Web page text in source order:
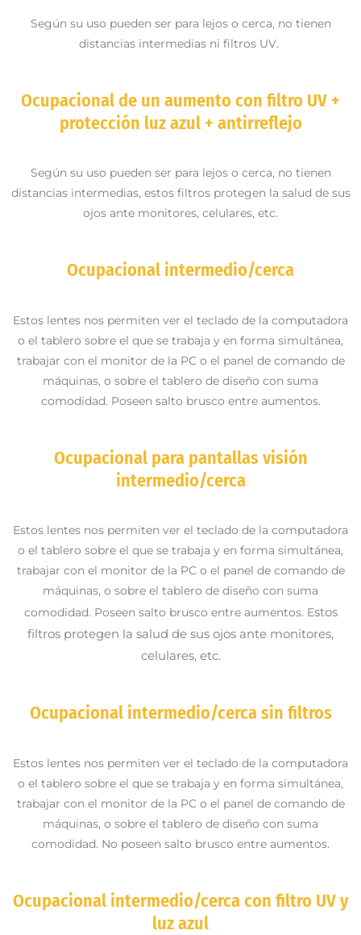
Según su uso pueden ser para lejos o cerca, no tienen
distancias intermedias ni filtros UV.
Ocupacional de un aumento con filtro UV +
protección luz azul + antirreflejo
Según su uso pueden ser para lejos o cerca, no tienen
distancias intermedias, estos filtros protegen la salud de sus
ojos ante monitores, celulares, etc.
Ocupacional intermedio/cerca
Estos lentes nos permiten ver el teclado de la computadora
o el tablero sobre el que se trabaja y en forma simultánea,
trabajar con el monitor de la PC o el panel de comando de
máquinas, o sobre el tablero de diseño con suma
comodidad. Poseen salto brusco entre aumentos.
Ocupacional para pantallas visión
intermedio/cerca
Estos lentes nos permiten ver el teclado de la computadora
o el tablero sobre el que se trabaja y en forma simultánea,
trabajar con el monitor de la PC o el panel de comando de
máquinas, o sobre el tablero de diseño con suma
comodidad. Poseen salto brusco entre aumentos. Estos
filtros protegen la salud de sus ojos ante monitores,
celulares, etc.
Ocupacional intermedio/cerca sin filtros
Estos lentes nos permiten ver el teclado de la computadora
o el tablero sobre el que se trabaja y en forma simultánea,
trabajar con el monitor de la PC o el panel de comando de
máquinas, o sobre el tablero de diseño con suma
comodidad. No poseen salto brusco entre aumentos.
Ocupacional intermedio/cerca con filtro UV y
luz azul